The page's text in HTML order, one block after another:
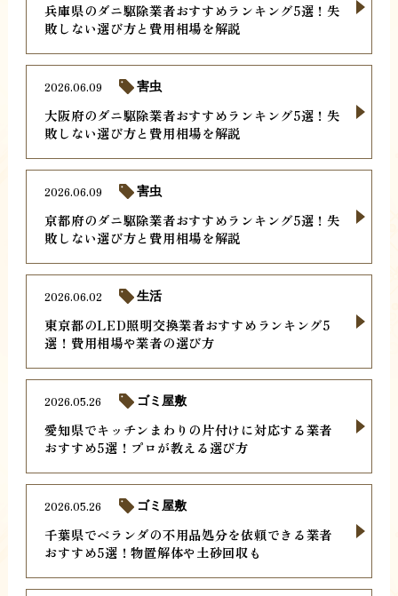
兵庫県のダニ駆除業者おすすめランキング5選！失
敗しない選び方と費用相場を解説
大阪府のダニ駆除業者おすすめランキング5選！失
敗しない選び方と費用相場を解説
2026.06.09 害虫
京都府のダニ駆除業者おすすめランキング5選！失
敗しない選び方と費用相場を解説
2026.06.09 害虫
東京都のLED照明交換業者おすすめランキング5
選！費用相場や業者の選び方
2026.06.02 生活
愛知県でキッチンまわりの片付けに対応する業者
おすすめ5選！プロが教える選び方
2026.05.26 ゴミ屋敷
千葉県でベランダの不用品処分を依頼できる業者
おすすめ5選！物置解体や土砂回収も
2026.05.26 ゴミ屋敷